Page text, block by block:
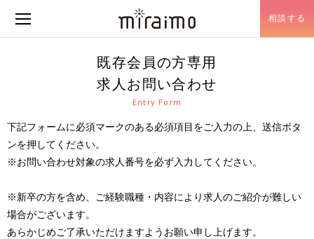
相談する
既存会員の方専用
求人お問い合わせ
Entry Form
下記フォームに必須マークのある必須項目をご入力の上、送信ボタ
ンを押してください。
※お問い合わせ対象の求人番号を必ず入力してください。
※新卒の方を含め、ご経験職種・内容により求人のご紹介が難しい
場合がございます。
あらかじめご了承いただけますようお願い申し上げます。